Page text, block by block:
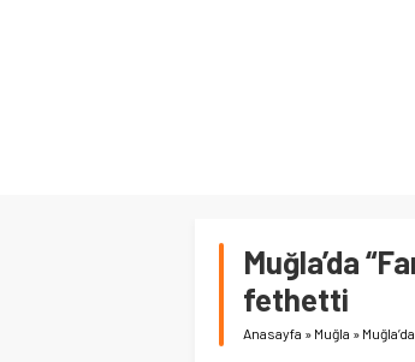
Muğla’da
fethetti
Anasayfa » Muğla »